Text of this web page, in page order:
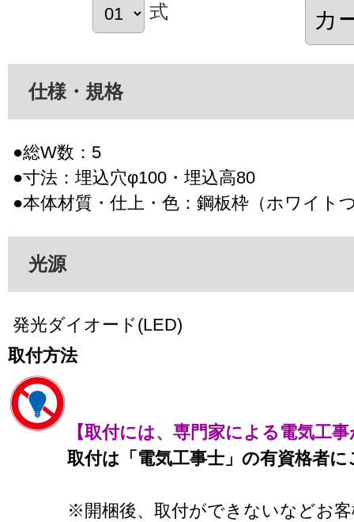
式
仕様・規格
●総W数：5
●寸法：埋込穴φ100・埋込高80
●本体材質・仕上・色：鋼板枠（ホワイト
光源
発光ダイオード(LED)
取付方法
【取付には、専門家による電気工
取付は「電気工事士」の有資格者
※開梱後、取付ができないなどお